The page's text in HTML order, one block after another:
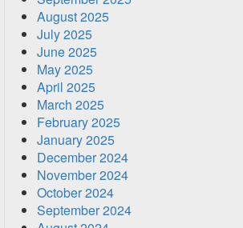
August 2025
July 2025
June 2025
May 2025
April 2025
March 2025
February 2025
January 2025
December 2024
November 2024
October 2024
September 2024